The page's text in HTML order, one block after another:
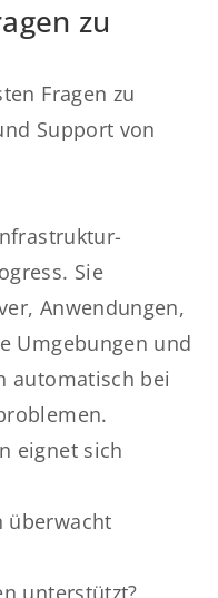
zu
Fragen zu
Support von
Sie
Anwendungen,
Umgebungen und
automatisch bei
eignet sich
überwacht